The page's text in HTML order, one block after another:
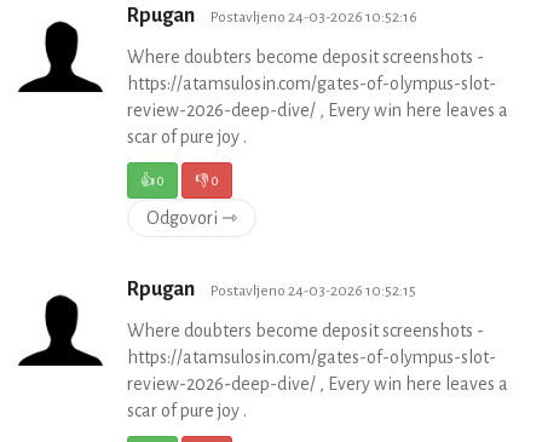
Rpugan Postavljeno 24-03-2026 10:52:16
Where doubters become deposit screenshots -
https://atamsulosin.com/gates-of-olympus-slot-
review-2026-deep-dive/ , Every win here leaves a
scar of pure joy .
👍0 👎0
Odgovori ⇾
Rpugan Postavljeno 24-03-2026 10:52:15
Where doubters become deposit screenshots -
https://atamsulosin.com/gates-of-olympus-slot-
review-2026-deep-dive/ , Every win here leaves a
scar of pure joy .